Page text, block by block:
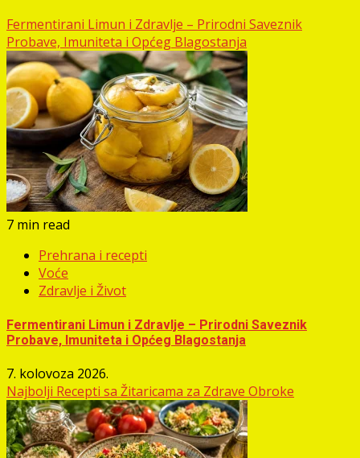
Fermentirani Limun i Zdravlje – Prirodni Saveznik
Probave, Imuniteta i Općeg Blagostanja
7 min read
Prehrana i recepti
Voće
Zdravlje i Život
Fermentirani Limun i Zdravlje – Prirodni Saveznik
Probave, Imuniteta i Općeg Blagostanja
7. kolovoza 2026.
Najbolji Recepti sa Žitaricama za Zdrave Obroke